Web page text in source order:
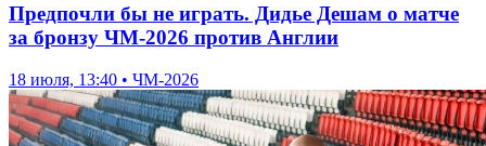
Предпочли бы не играть. Дидье Дешам о матче
за бронзу ЧМ-2026 против Англии
18 июля, 13:40 • ЧМ-2026